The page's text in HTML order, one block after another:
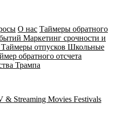
О нас Таймеры обратного
Маркетинг срочности и
Таймеры отпусков Школьные
обратного отсчета
Трампа
& Streaming Movies Festivals